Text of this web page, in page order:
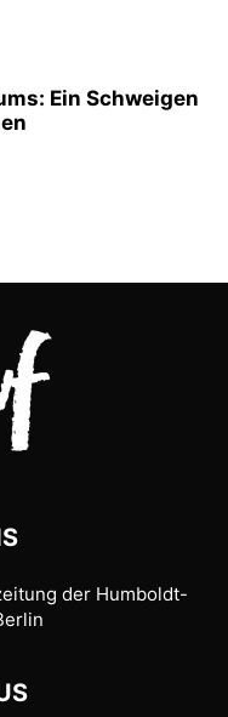
Ein Schweigen
der Humboldt-